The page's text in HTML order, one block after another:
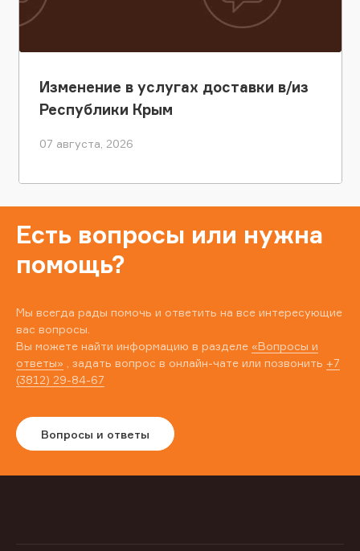
Изменение в услугах доставки в/из
Республики Крым
07 августа, 2026
Есть вопросы или нужна
помощь?
Мы всегда рады помочь и ответить на все интересующие
вас вопросы.
Вы можете найти информацию в разделе «Вопросы и
ответы» , задать вопрос в онлайн-чате или позвонить +7
(3812) 29-84-67
Вопросы и ответы